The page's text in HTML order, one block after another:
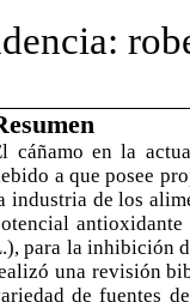
cáñamo en la
a que posee
industria de los
antioxidante
para la inhibición
una revisión
de fuentes